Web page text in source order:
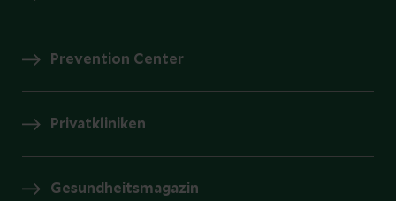
Prevention Center
Privatkliniken
Gesundheitsmagazin